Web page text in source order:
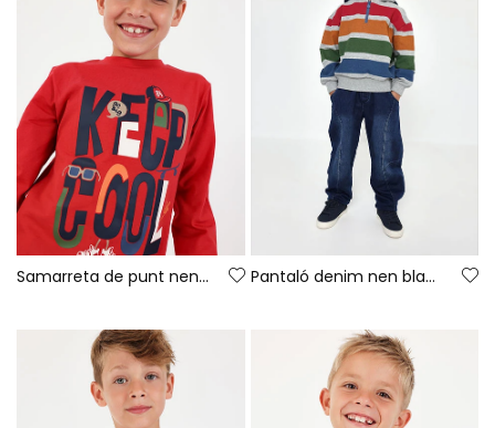
Samarreta de punt nen granat estampat Keep Cool Pantaló denim nen blau amb cordó